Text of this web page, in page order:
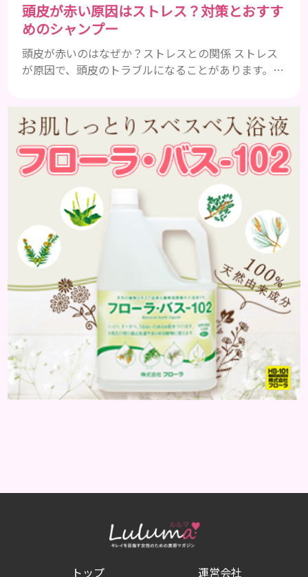
頭皮が赤い原因はストレス？対策とおすす
めのシャンプー
頭皮が赤いのはなぜか？ストレスとの関係 ストレス
が原因で、頭皮のトラブルになることがあります。頭
トレス ストレスを多く感じると、交感神経が優位に
働きます。そのため、皮脂の分泌量が増えて炎症が起
きやすくなります。さらに、血行不良になり栄養が行
き届きません。ストレス解消は、頭皮の健康に大切
です。 アトピー性皮膚炎 頭皮が赤い状態は、アトピ
ー皮膚炎の可能...
トップ 運営会社